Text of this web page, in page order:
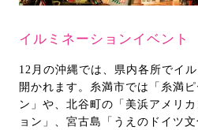
イルミネーションイベント
12月の沖縄では、県内各所でイ
開かれます。糸満市では「糸満
ン」や、北谷町の「美浜アメリ
ョン」、宮古島「うえのドイツ